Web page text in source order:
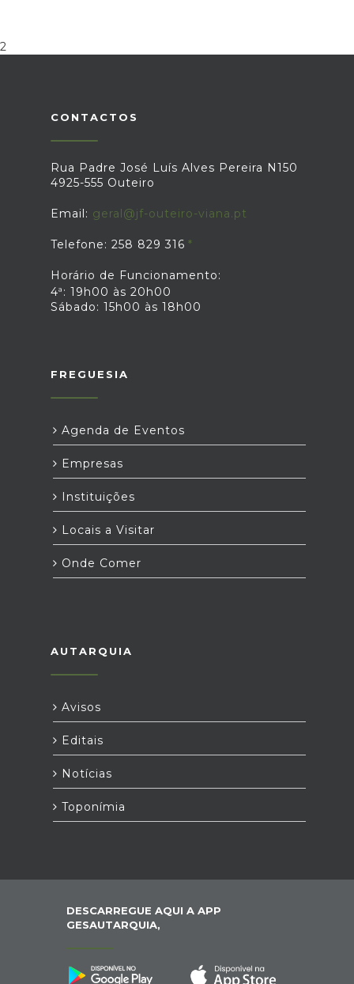
2
CONTACTOS
Rua Padre José Luís Alves Pereira N150
4925-555 Outeiro
Email: geral@jf-outeiro-viana.pt
Telefone: 258 829 316
Horário de Funcionamento:
4ª: 19h00 às 20h00
Sábado: 15h00 às 18h00
FREGUESIA
Agenda de Eventos
Empresas
Instituições
Locais a Visitar
Onde Comer
AUTARQUIA
Avisos
Editais
Notícias
Toponímia
DESCARREGUE AQUI A APP
GESAUTARQUIA,